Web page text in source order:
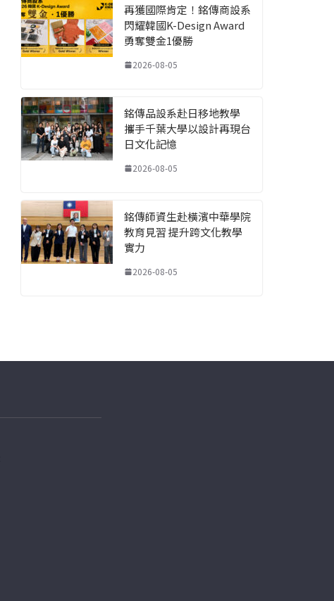
再獲國際肯定！銘傳商設系
閃耀韓國K-Design Award
勇奪雙金1優勝
2026-08-05
銘傳品設系赴日移地教學
攜手千葉大學以設計再現台
日文化記憶
2026-08-05
銘傳師資生赴橫濱中華學院
教育見習 提升跨文化教學
實力
2026-08-05